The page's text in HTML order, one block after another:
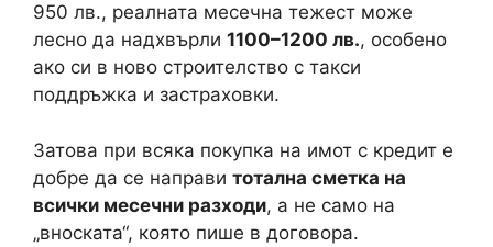
950 лв., реалната месечна тежест може
лесно да надхвърли 1100–1200 лв., особено
ако си в ново строителство с такси
поддръжка и застраховки.
Затова при всяка покупка на имот с кредит е
добре да се направи тотална сметка на
всички месечни разходи, а не само на
„вноската“, която пише в договора.